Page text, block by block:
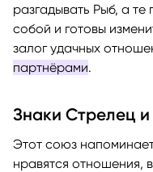
разгадывать Рыб, а те
собой и готовы
залог удачных
партнёрами.
Знаки Стрелец
Этот союз
нравятся отношения,